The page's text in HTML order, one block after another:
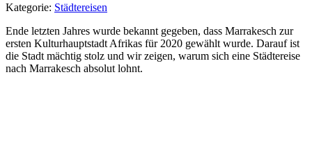
Kategorie: Städtereisen
Ende letzten Jahres wurde bekannt gegeben, dass Marrakesch zur
ersten Kulturhauptstadt Afrikas für 2020 gewählt wurde. Darauf ist
die Stadt mächtig stolz und wir zeigen, warum sich eine Städtereise
nach Marrakesch absolut lohnt.